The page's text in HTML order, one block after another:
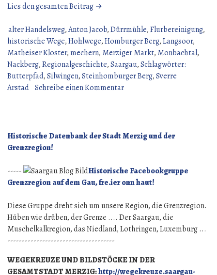
Lies den gesamten Beitrag →
Butterpfad“
alter Handelsweg,Anton Jacob,Dürrmühle,Flurbereinigung,
historische Wege,Hohlwege,Homburger Berg,Langsoor,
Matheiser Kloster,mechern, Merziger Markt, Monbachtal,
Nackberg,Regionalgeschichte,Saargau,Schlagwörter:
Butterpfad,Silwingen,Steinhomburger Berg,Sverre
Arstad Schreibe einen Kommentarzu
Historische Datenbank der Stadt Merzig und der
Grenzregion!
-----
Historische Facebookgruppe
Grenzregion auf dem Gau, fre.ier onn haut!
Diese Gruppe dreht sich um unsere Region, die Grenzregion.
Hüben wie drüben, der Grenze .... Der Saargau, die
Muschelkalkregion, das Niedland, Lothringen, Luxemburg ...
-------------------------------------
WEGEKREUZE UND BILDSTÖCKE IN DER
GESAMTSTADT MERZIG:http://wegekreuze.saargau-